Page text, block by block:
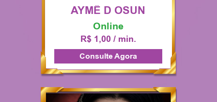
AYMÊ D OSUN
Online
R$ 1,00 / min.
Consulte Agora